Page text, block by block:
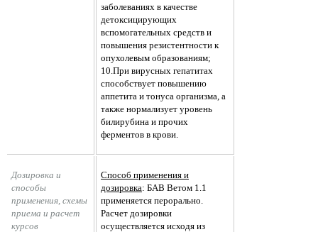
заболеваниях в качестве
детоксицирующих
вспомогательных средств и
повышения резистентности к
опухолевым образованиям;
10.При вирусных гепатитах
способствует повышению
аппетита и тонуса организма, а
также нормализует уровень
билирубина и прочих
ферментов в крови.
Дозировка и
способы
применения, схемы
приема и расчет
курсов
Способ применения и
дозировка: БАВ Ветом 1.1
применяется перорально.
Расчет дозировки
осуществляется исходя из